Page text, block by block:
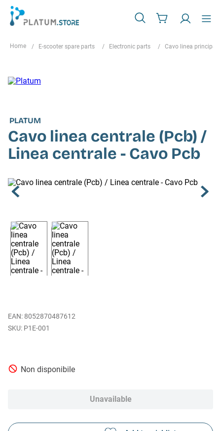
E-scooter spare parts Electronic parts Cavo linea
PLATUM
Cavo linea centrale (Pcb) /
Linea centrale - Cavo Pcb
EAN: 8052870487612
P1E-001
Non disponibile
Unavailable